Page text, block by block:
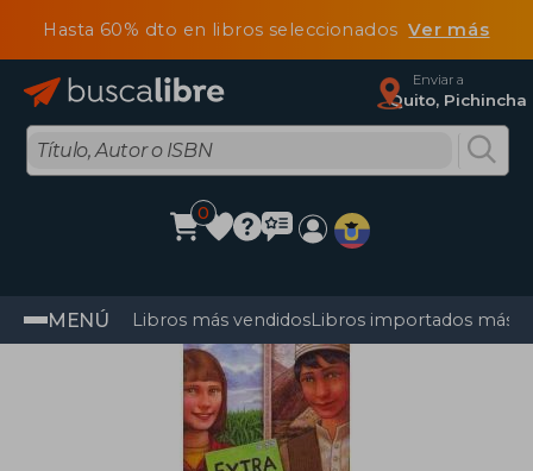
Hasta 60% dto en libros seleccionadosVer más
Enviar a
Quito, Pichincha
0
MENÚ Libros más vendidosLibros importados más